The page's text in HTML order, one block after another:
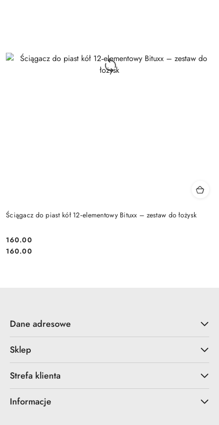
Ściągacz do piast kół 12‑elementowy Bituxx – zestaw do łożysk
Cena:
160.00
Cena:
160.00
Dane adresowe
Sklep
Strefa klienta
Informacje